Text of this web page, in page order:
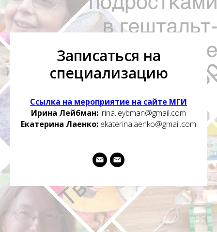
Записаться на
специализацию
Ссылка на мероприятие на сайте МГИ
Ирина Лейбман: irina.leybman@gmail.com
Екатерина Лаенко: ekaterinalaenko@gmail.com